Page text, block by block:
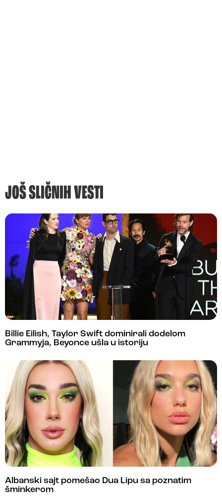
JOŠ SLIČNIH VESTI
Billie Eilish, Taylor Swift dominirali dodelom
Grammyja, Beyonce ušla u istoriju
Albanski sajt pomešao Dua Lipu sa poznatim
šminkerom